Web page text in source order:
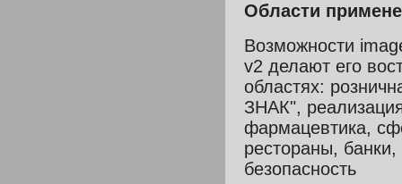
Области
Возможности
v2 делают его
областях:
ЗНАК",
фармацевтика,
рестораны, банки,
безопасность